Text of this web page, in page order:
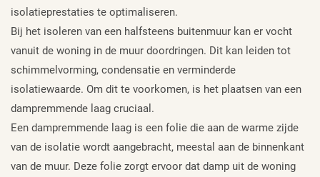
isolatieprestaties te optimaliseren.
Bij het isoleren van een halfsteens buitenmuur kan er vocht
vanuit de woning in de muur doordringen. Dit kan leiden tot
schimmelvorming, condensatie en verminderde
isolatiewaarde. Om dit te voorkomen, is het plaatsen van een
dampremmende laag cruciaal.
Een dampremmende laag is een folie die aan de warme zijde
van de isolatie wordt aangebracht, meestal aan de binnenkant
van de muur. Deze folie zorgt ervoor dat damp uit de woning